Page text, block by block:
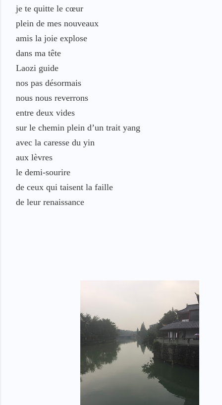
je te quitte le cœur
plein de mes nouveaux
amis la joie explose
dans ma tête
Laozi guide
nos pas désormais
nous nous reverrons
entre deux vides
sur le chemin plein d’un trait yang
avec la caresse du yin
aux lèvres
le demi-sourire
de ceux qui taisent la faille
de leur renaissance